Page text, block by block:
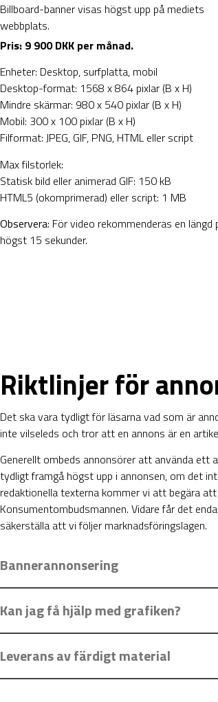
Billboard-banner visas högst upp på mediets
webbplats.
Pris: 9 900 DKK per månad.
Enheter: Desktop, surfplatta, mobil
Desktop-format: 1568 x 864 pixlar (B x H)
Mindre skärmar: 980 x 540 pixlar (B x H)
Mobil: 300 x 100 pixlar (B x H)
Filformat: JPEG, GIF, PNG, HTML eller script
Max filstorlek:
Statisk bild eller animerad GIF: 150 kB
HTML5 (okomprimerad) eller script: 1 MB
Observera: För video rekommenderas en längd
högst 15 sekunder.
Riktlinjer för
Det ska vara tydligt för läsarna vad som är
inte vilseleds och tror att en annons är en
Generellt ombeds annonsörer att använda ett
tydligt framgå högst upp i annonsen, om det
redaktionella texterna kommer vi att begära
Konsumentombudsmannen. Vidare får det
säkerställa att vi följer marknadsföringslagen.
Bannerannonsering
Kan jag få hjälp med grafiken?
Leverans av färdigt material